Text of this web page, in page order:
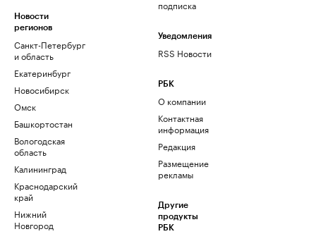
Новости
регионов
Санкт-Петербург
и область
Екатеринбург
Новосибирск
Омск
Башкортостан
Вологодская
область
Калининград
Краснодарский
край
Нижний
Новгород
подписка
Уведомления
RSS Новости
РБК
О компании
Контактная
информация
Редакция
Размещение
рекламы
Другие
продукты
РБК